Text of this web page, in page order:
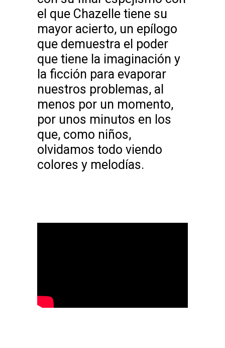
el que Chazelle tiene su
mayor acierto, un epílogo
que demuestra el poder
que tiene la imaginación y
la ficción para evaporar
nuestros problemas, al
menos por un momento,
por unos minutos en los
que, como niños,
olvidamos todo viendo
colores y melodías.